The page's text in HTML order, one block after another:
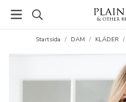
Startsida / DAM / KLÄDER /